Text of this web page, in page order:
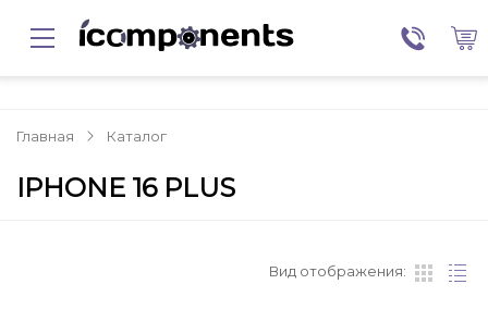
Главная Каталог
IPHONE 16 PLUS
Вид отображения: